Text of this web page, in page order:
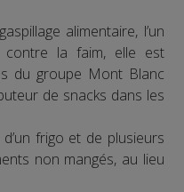
alimentaire, l’un
la faim, elle est
du groupe Mont Blanc
de snacks dans les
frigo et de plusieurs
non mangés, au lieu